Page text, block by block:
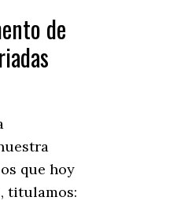
de
que hoy
titulamos: